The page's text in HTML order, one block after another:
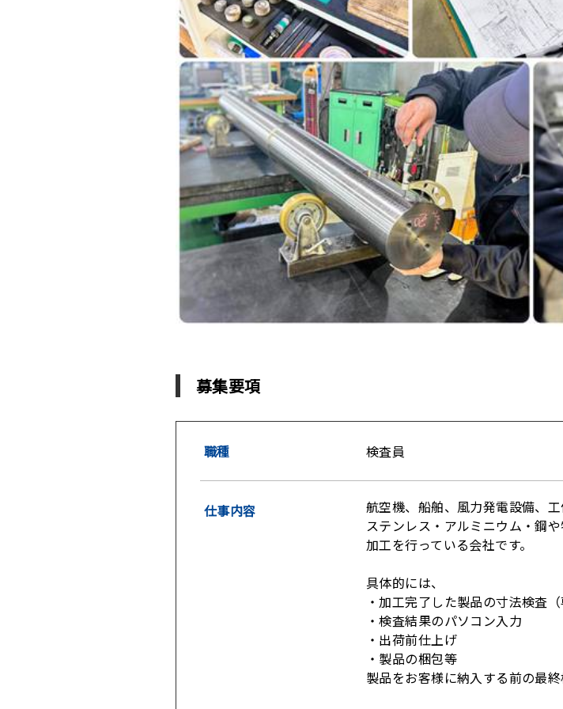
募集要項
職種 検査員
仕事内容
航空機、船舶、風力発電設備、
ステンレス・アルミニウム・鋼
加工を行っている会社です。
具体的には、
・加工完了した製品の寸法検査
・検査結果のパソコン入力
・出荷前仕上げ
・製品の梱包等
製品をお客様に納入する前の最